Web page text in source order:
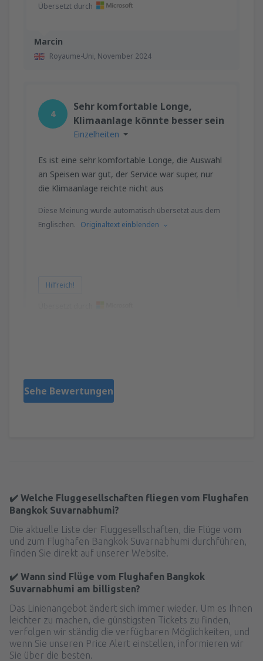
Marcin
Royaume-Uni, November 2024
Übersetzt durch
4
Sehr komfortable Longe,
Klimaanlage könnte besser sein
Einzelheiten
Es ist eine sehr komfortable Longe, die Auswahl
an Speisen war gut, der Service war super, nur
die Klimaanlage reichte nicht aus
Diese Meinung wurde automatisch übersetzt aus dem
Englischen. Originaltext einblenden
Hilfreich!
Sehe Bewertungen
✔️ Welche Fluggesellschaften fliegen vom Flughafen
Bangkok Suvarnabhumi?
Die aktuelle Liste der Fluggesellschaften, die Flüge vom
und zum Flughafen Bangkok Suvarnabhumi durchführen,
finden Sie direkt auf unserer Website.
✔️ Wann sind Flüge vom Flughafen Bangkok
Suvarnabhumi am billigsten?
Das Linienangebot ändert sich immer wieder. Um es Ihnen
leichter zu machen, die günstigsten Tickets zu finden,
verfolgen wir ständig die verfügbaren Möglichkeiten, und
wenn Sie unseren Price Alert einstellen, informieren wir
Sie über die besten.